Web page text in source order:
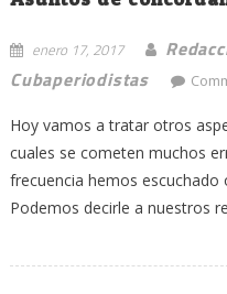
enero 17, 2017
Cubaperiodistas
Hoy vamos a tratar otros
cuales se cometen muchos
frecuencia hemos
Podemos decirle a nuestros